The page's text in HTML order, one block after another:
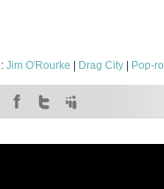
Jim O'Rourke Drag City Pop-